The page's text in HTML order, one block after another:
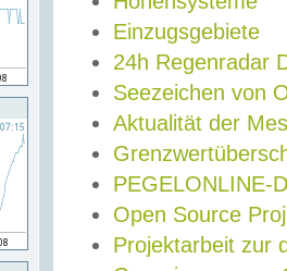
Einzugsgebiete
24h Regenradar
Seezeichen von
Aktualität der
PEGELONLINE-
Open Source
Projektarbeit zur